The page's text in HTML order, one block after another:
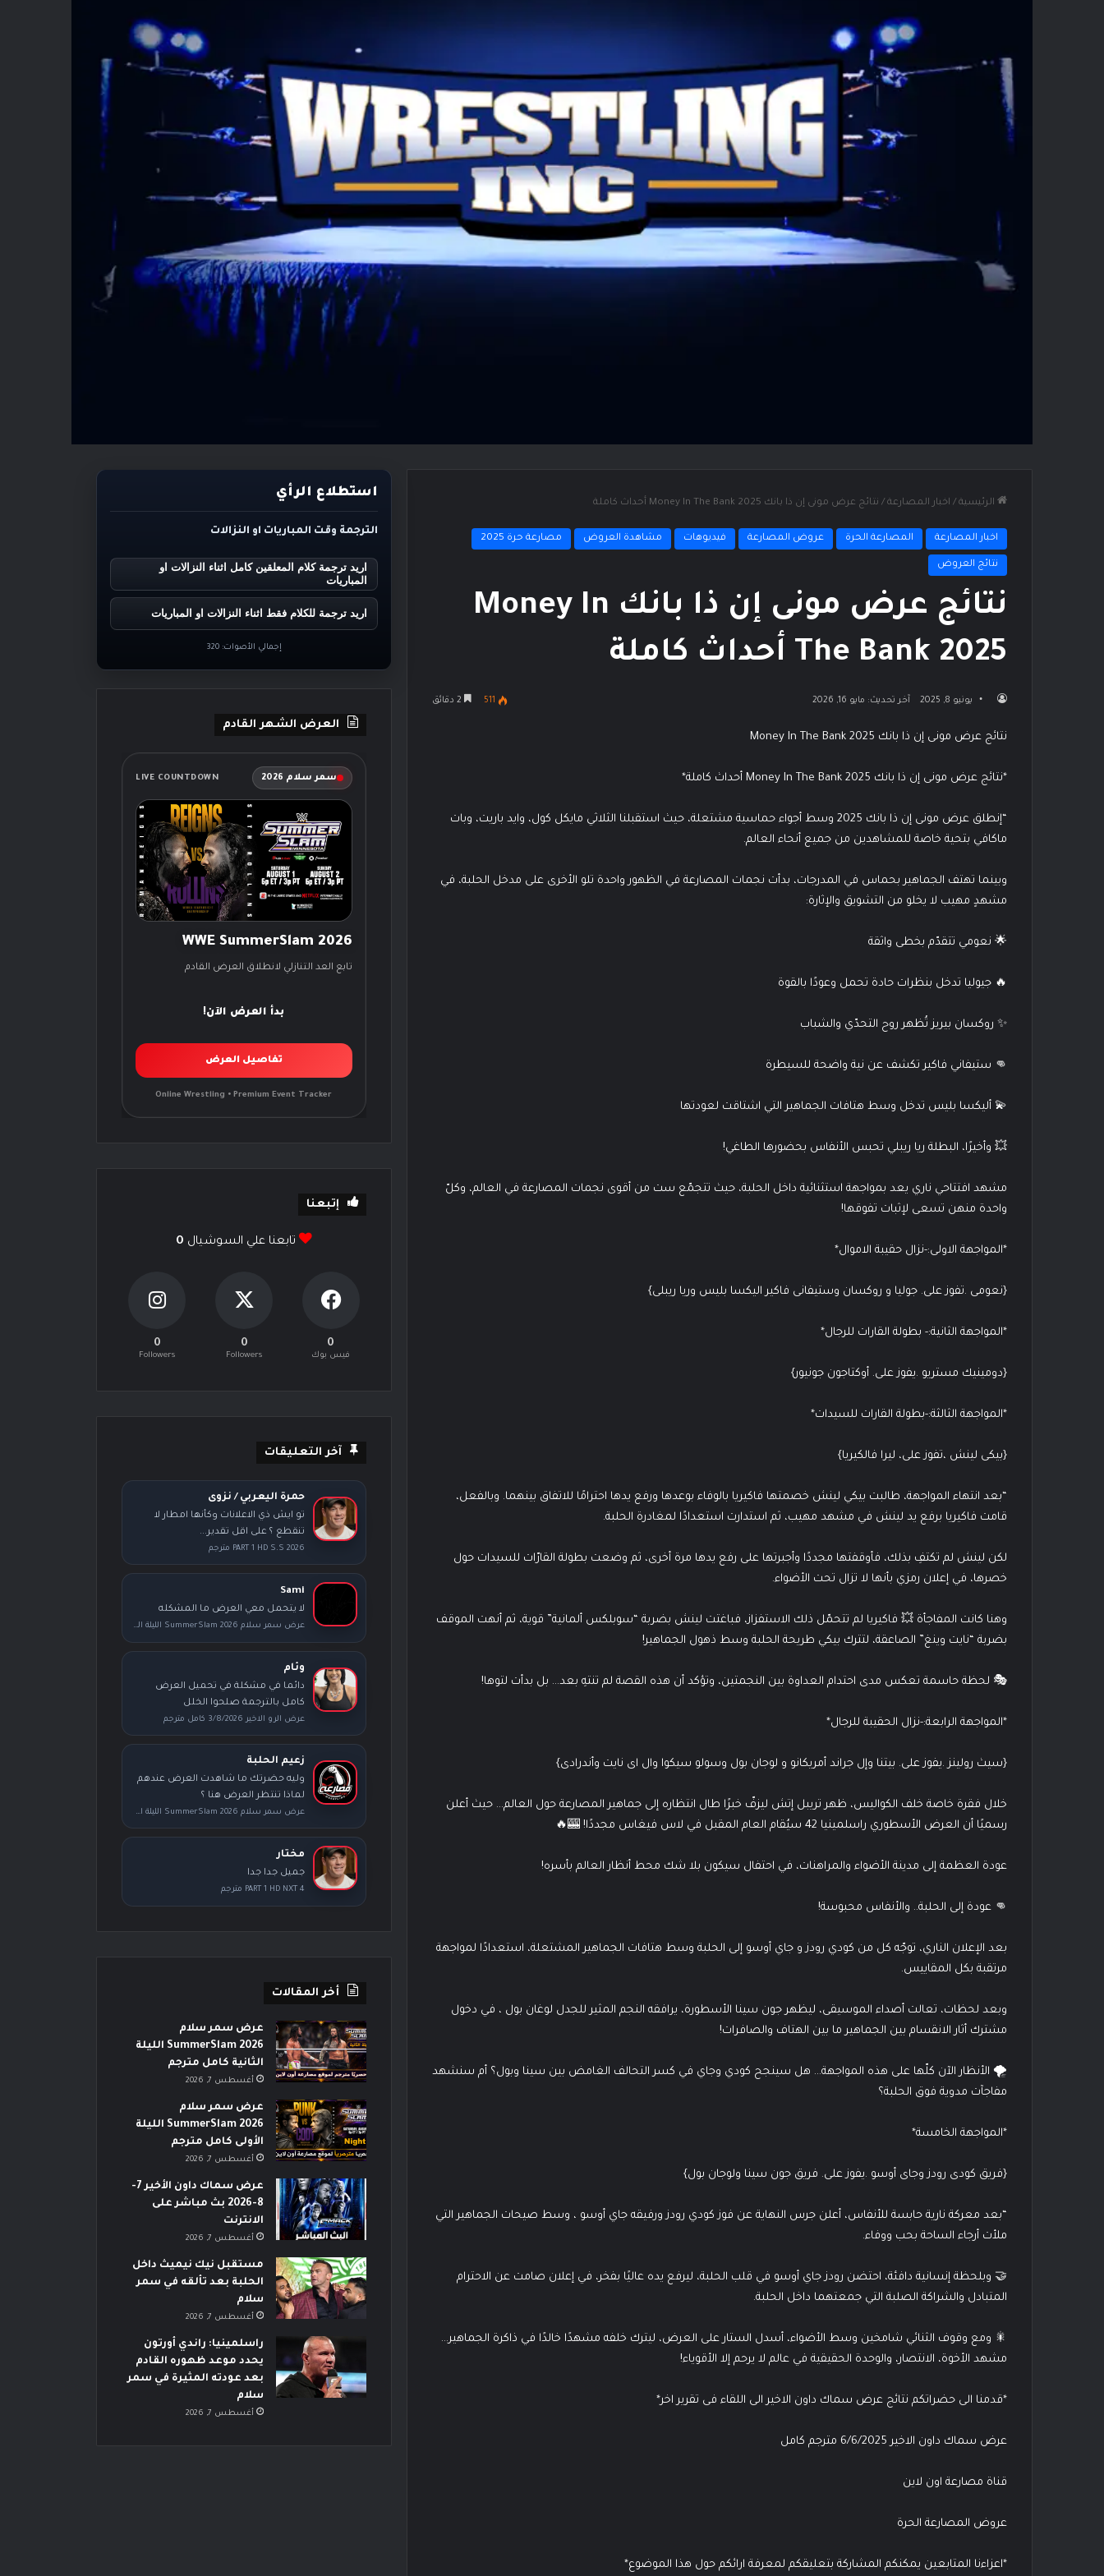
الرئيسية / اخبار المصارعة / نتائج عرض مونى إن ذا بانك Money In The Bank 2025 أحداث كاملة
اخبار المصارعة المصارعة الحرة عروض المصارعة فيديوهات مشاهدة العروض مصارعة حرة 2025
نتائج العروض
نتائج عرض مونى إن ذا بانك Money In
The Bank 2025 أحداث كاملة
يونيو 8, 2025 آخر تحديث: مايو 16, 2026 511
نتائج عرض مونى إن ذا بانك Money In The Bank 2025
*نتائج عرض مونى إن ذا بانك Money In The Bank 2025 أحداث كاملة*
“إنطلق عرض مونى إن ذا بانك 2025 وسط أجواء حماسية مشتعلة، حيث استقبلنا الثلاثي مايكل كول، وايد باريت، وبات
ماكافي بتحية خاصة للمشاهدين من جميع أنحاء العالم.
وبينما تهتف الجماهير بحماس في المدرجات، بدأت نجمات المصارعة في الظهور واحدة تلو الأخرى على مدخل الحلبة، في
مشهدٍ مهيب لا يخلو من التشويق والإثارة:
🌟 نعومي تتقدّم بخطى واثقة
🔥 جيوليا تدخل بنظرات حادة تحمل وعودًا بالقوة
✨ روكسان بيريز تُظهر روح التحدّي والشباب
👊 ستيفاني فاكير تكشف عن نية واضحة للسيطرة
💫 أليكسا بليس تدخل وسط هتافات الجماهير التي اشتاقت لعودتها
💥 وأخيرًا، البطلة ريا ريبلي تحبس الأنفاس بحضورها الطاغي!
مشهد افتتاحي ناري يعد بمواجهة استثنائية داخل الحلبة، حيث تتجمّع ست من أقوى نجمات المصارعة في العالم، وكلّ
واحدة منهن تسعى لإثبات تفوقها!
*المواجهة الاولى:-نزال حقيبة الاموال*
{نعومى .تفوز على. جوليا و روكسان وستيفانى فاكير اليكسا بليس وريا ريبلى}
*المواجهة الثانية:- بطولة القارات للرجال*
{دومينيك مستريو .يفوز على. أوكتاجون جونيور}
*المواجهة الثالثة:-بطولة القارات للسيدات*
{بيكى لينش ،تفوز على، ليرا فالكيريا}
“بعد انتهاء المواجهة، طالبت بيكي لينش خصمتها فاكيريا بالوفاء بوعدها ورفع يدها احترامًا للاتفاق بينهما. وبالفعل،
قامت فاكيريا برفع يد لينش في مشهد مهيب، ثم استدارت استعدادًا لمغادرة الحلبة.
لكن لينش لم تكتفِ بذلك، فأوقفتها مجددًا وأجبرتها على رفع يدها مرة أخرى، ثم وضعت بطولة القارّات للسيدات حول
خصرها، في إعلان رمزي بأنها لا تزال تحت الأضواء.
وهنا كانت المفاجأة 💥 فاكيريا لم تتحمّل ذلك الاستفزاز، فباغتت لينش بضربة “سوبلكس ألمانية” قوية، ثم أنهت الموقف
بضربة “نايت وينغ” الصاعقة، لتترك بيكي طريحة الحلبة وسط ذهول الجماهير!
🎭 لحظة حاسمة تعكس مدى احتدام العداوة بين النجمتين، وتؤكد أن هذه القصة لم تنتهِ بعد… بل بدأت لتوها!
*المواجهة الرابعة:-نزال الحقيبة للرجال*
{سيث رولينز .يفوز على. بيتنا وإل جراند أمريكانو و لوجان بول وسولو سيكوا وال اى نايت وأندرادى}
خلال فقرة خاصة خلف الكواليس، ظهر تريبل إتش ليزفّ خبرًا طال انتظاره إلى جماهير المصارعة حول العالم… حيث أعلن
رسميًا أن العرض الأسطوري راسلمينيا 42 سيُقام العام المقبل في لاس فيغاس مجددًا! 🎰🔥
عودة العظمة إلى مدينة الأضواء والمراهنات، في احتفال سيكون بلا شك محط أنظار العالم بأسره!
👊 عودة إلى الحلبة.. والأنفاس محبوسة!
بعد الإعلان الناري، توجّه كل من كودي رودز و جاي أوسو إلى الحلبة وسط هتافات الجماهير المشتعلة، استعدادًا لمواجهة
مرتقبة بكل المقاييس.
وبعد لحظات، تعالت أصداء الموسيقى، ليظهر جون سينا الأسطورة، يرافقه النجم المثير للجدل لوغان بول ، في دخول
مشترك أثار الانقسام بين الجماهير ما بين الهتاف والصافرات!
🌪️ الأنظار الآن كلّها على هذه المواجهة… هل سينجح كودي وجاي في كسر التحالف الغامض بين سينا وبول؟ أم سنشهد
مفاجآت مدوية فوق الحلبة؟
*المواجهة الخامسة*
{فريق كودى رودز وجاى أوسو .يفوز على. فريق جون سينا ولوجان بول}
“بعد معركة نارية حابسة للأنفاس، أعلن جرس النهاية عن فوز كودي رودز ورفيقه جاي أوسو ، وسط صيحات الجماهير التي
ملأت أرجاء الساحة بحب ووفاء.
🤝 وبلحظة إنسانية دافئة، احتضن رودز جاي أوسو في قلب الحلبة، ليرفع يده عاليًا بفخر، في إعلان صامت عن الاحترام
المتبادل والشراكة الصلبة التي جمعتهما داخل الحلبة.
🎇 ومع وقوف الثنائي شامخين وسط الأضواء، أسدل الستار على العرض، ليترك خلفه مشهدًا خالدًا في ذاكرة الجماهير…
مشهد الأخوة، الانتصار، والوحدة الحقيقية في عالم لا يرحم إلا الأقوياء!
*قدمنا الى حضراتكم نتائج عرض سماك داون الاخير الى اللقاء فى تقرير اخر*
عرض سماك داون الاخير 6/6/2025 مترجم كامل
قناة مصارعة اون لاين
عروض المصارعة الحرة
*اعزاءنا المتابعين يمكنكم المشاركة بتعليقكم لمعرفة ارائكم حول هذا الموضوع*
استطلاع الرأي
الترجمة وقت المباريات او النزالات
اريد ترجمة كلام المعلقين كامل اثناء النزالات او
المباريات
اريد ترجمة للكلام فقط اثناء النزالات او المباريات
إجمالي الأصوات:320
العرض الشهر القادم
سمر سلام 2026 LIVE COUNTDOWN
WWE SummerSlam 2026
تابع العد التنازلي لانطلاق العرض القادم
بدأ العرض الآن!
تفاصيل العرض
Online Wrestling • Premium Event Tracker
إتبعنا
تابعنا علي السوشيال 0
0
فيس بوك
0
Followers
0
Followers
آخر التعليقات
حمرة اليعربي / نزوى
تو ايش ذي الاعلانات وكأنها امطار لا
تنقطع ؟ على اقل تقدير...
PART 1 HD S.S 2026 مترجم
Sami
لا يتحمل معي العرض ما المشكله
عرض سمر سلام SummerSlam 2026 الليلة الثانية كامل مترجم
وئام
دائما في مشكلة في تحميل العرض
كامل بالترجمة صلحوا الخلل
عرض الرو الاخير 3/8/2026 كامل مترجم
زعيم الحلبة
وليه حضرتك ما شاهدت العرض عندهم
لماذا تنتظر العرض هنا ؟
عرض سمر سلام SummerSlam 2026 الليلة الأولى كامل مترجم
مختار
جميل جدا جدا
PART 1 HD NXT 4 مترجم
أخر المقالات
عرض سمر سلام
SummerSlam 2026 الليلة
الثانية كامل مترجم
أغسطس 7, 2026
عرض سمر سلام
SummerSlam 2026 الليلة
الأولى كامل مترجم
أغسطس 7, 2026
عرض سماك داون الأخير 7-
8-2026 بث مباشر على
الانترنت
أغسطس 7, 2026
مستقبل نيك نيميث داخل
الحلبة بعد تألقه في سمر
سلام
أغسطس 7, 2026
راسلمينيا: راندي أورتون
يحدد موعد ظهوره القادم
بعد عودته المثيرة في سمر
سلام
أغسطس 7, 2026